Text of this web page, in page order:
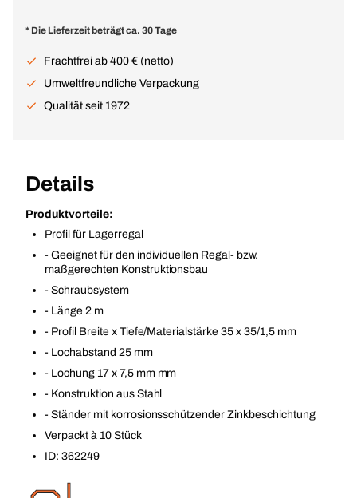
* Die Lieferzeit beträgt ca. 30 Tage
Frachtfrei ab 400 € (netto)
Umweltfreundliche Verpackung
Qualität seit 1972
Details
Produktvorteile:
Profil für Lagerregal
- Geeignet für den individuellen Regal- bzw.
maßgerechten Konstruktionsbau
- Schraubsystem
- Länge 2 m
- Profil Breite x Tiefe/Materialstärke 35 x 35/1,5 mm
- Lochabstand 25 mm
- Lochung 17 x 7,5 mm mm
- Konstruktion aus Stahl
- Ständer mit korrosionsschützender Zinkbeschichtung
Verpackt à 10 Stück
ID: 362249